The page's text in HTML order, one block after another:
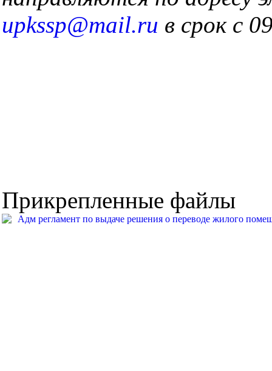
upkssp@mail.ru в срок с
Прикрепленные файлы
Адм регламент по выдаче решения о переводе жилого